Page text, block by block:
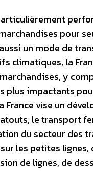
pour
un mode de
climatiques, la
y
plus impactants
France vise un
le transport
du secteur des
les petites
de lignes, de